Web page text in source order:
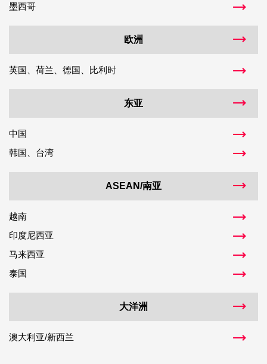
墨西哥
欧洲
英国、荷兰、德国、比利时
东亚
中国
韩国、台湾
ASEAN/南亚
越南
印度尼西亚
马来西亚
泰国
大洋洲
澳大利亚/新西兰